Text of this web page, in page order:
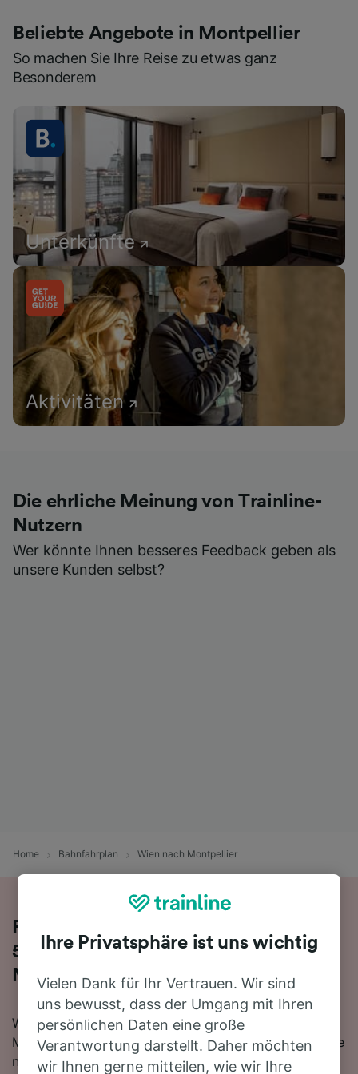
Beliebte Angebote in Montpellier
So machen Sie Ihre Reise zu etwas ganz
Besonderem
Unterkünfte
Aktivitäten
Die ehrliche Meinung von Trainline-
Nutzern
Wer könnte Ihnen besseres Feedback geben als
unsere Kunden selbst?
Home Bahnfahrplan Wien nach Montpellier
Reisen Sie mit dem Zug in 14 Stunden
56 Minuten von Wien nach
Montpellier
Wenn Sie mehr über die Reise von Wien nach
Montpellier mit dem Zug erfahren möchten, suchen Sie
nicht länger!
Ihre Privatsphäre ist uns wichtig
Vielen Dank für Ihr Vertrauen. Wir sind
uns bewusst, dass der Umgang mit Ihren
persönlichen Daten eine große
Verantwortung darstellt. Daher möchten
wir Ihnen gerne mitteilen, wie wir Ihre